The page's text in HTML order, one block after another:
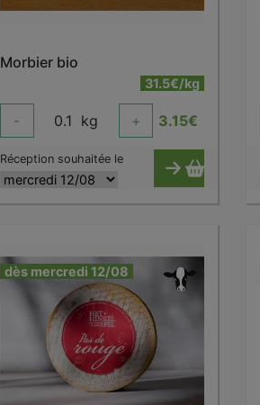
Morbier bio
31.5€/kg
- 0.1 kg + 3.15€
Réception souhaitée le
dès mercredi 12/08